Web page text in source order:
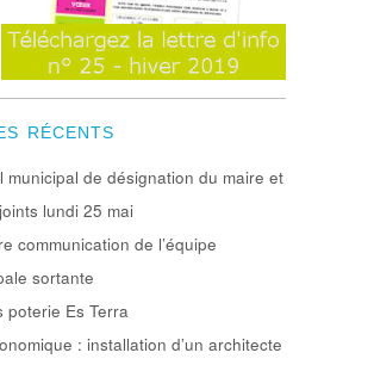
RÉCENTS
municipal de désignation du maire et
lundi 25 mai
communication de l’équipe
sortante
poterie Es Terra
: installation d’un architecte